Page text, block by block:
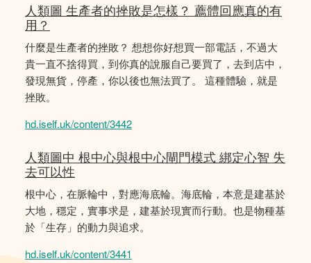
人類圖 生產者的挫敗是怎樣？ 薦體回應真的有
用？
什麼是生產者的挫敗？ 想想你好想買一部電話，不過大
貴一直不捨得買，到你真的說服自己要買了，去到店中，
發現無貨，停產，你以後也無法買了。 這種體驗，就是
挫敗。
hd.iself.uk/content/3442
人類圖中 根中心與根中心閘門模式 綁定心智 失
去可以性
根中心，在脈輪中，對應海底輪。海底輪，本意是建基於
大地，穩定，實事求是，建基於現實而行動。也是物種基
於「生存」的動力與追求。
hd.iself.uk/content/3441